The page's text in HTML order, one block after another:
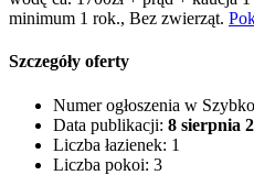
minimum 1 rok., Bez zwierząt.
Szczegóły oferty
Numer ogłoszenia w
Data publikacji: 8 sierpnia
Liczba łazienek: 1
Liczba pokoi: 3